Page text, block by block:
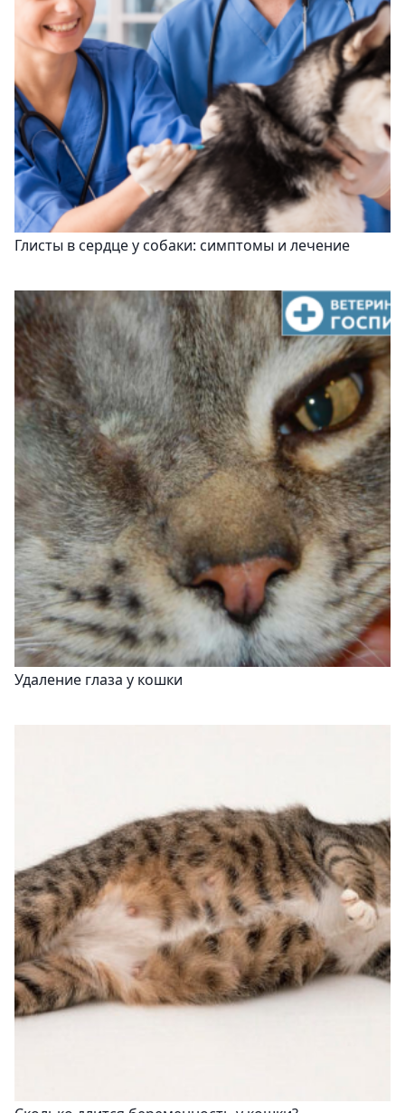
Глисты в сердце у собаки: симптомы и лечение
Удаление глаза у кошки